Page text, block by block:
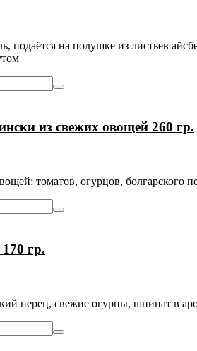
подаётся на подушке из листьев
из свежих овощей 260 гр.
томатов, огурцов, болгарского
гр.
перец, свежие огурцы, шпинат в